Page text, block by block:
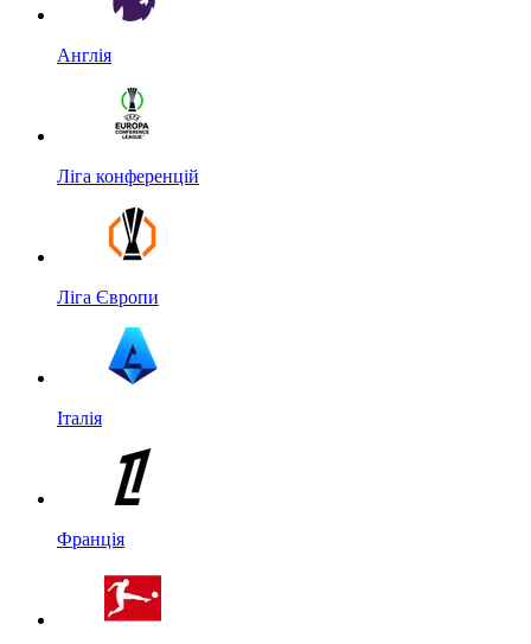
Англія
Ліга конференцій
Ліга Європи
Італія
Франція